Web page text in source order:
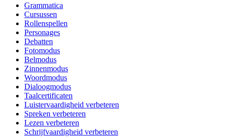
Grammatica
Cursussen
Rollenspellen
Personages
Debatten
Fotomodus
Belmodus
Zinnenmodus
Woordmodus
Dialoogmodus
Taalcertificaten
Luistervaardigheid verbeteren
Spreken verbeteren
Lezen verbeteren
Schrijfvaardigheid verbeteren